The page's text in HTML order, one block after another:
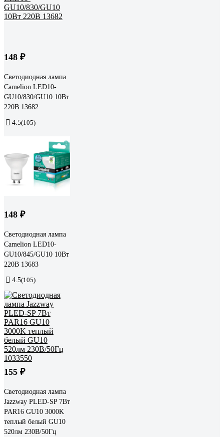
148 ₽
Светодиодная лампа
Camelion LED10-
GU10/830/GU10 10Вт
220В 13682
4.5(105)
148 ₽
Светодиодная лампа
Camelion LED10-
GU10/845/GU10 10Вт
220В 13683
4.5(105)
155 ₽
Светодиодная лампа
Jazzway PLED-SP 7Вт
PAR16 GU10 3000K
теплый белый GU10
520лм 230В/50Гц